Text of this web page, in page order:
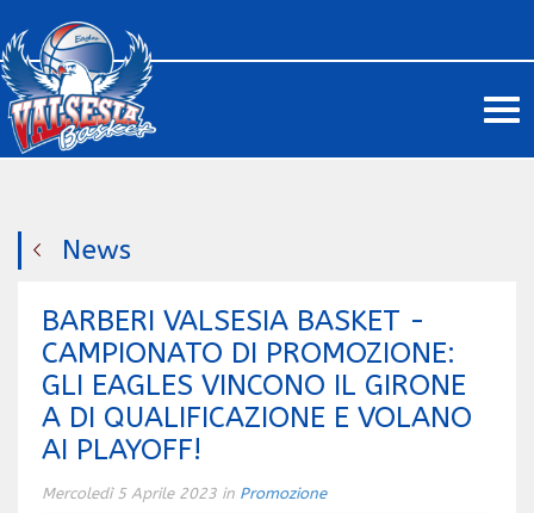
News
BARBERI VALSESIA BASKET -
CAMPIONATO DI PROMOZIONE:
GLI EAGLES VINCONO IL GIRONE
A DI QUALIFICAZIONE E VOLANO
AI PLAYOFF!
Mercoledì 5 Aprile 2023 in Promozione